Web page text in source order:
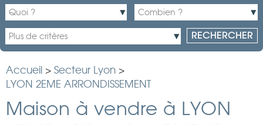
Accueil > Secteur Lyon >
LYON 2EME ARRONDISSEMENT
Maison à vendre à LYON